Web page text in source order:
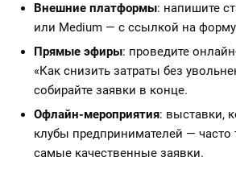
Внешние платформы: напишите
или Medium — с ссылкой на
Прямые эфиры: проведите
«Как снизить затраты без
собирайте заявки в конце.
Офлайн-мероприятия: выставки,
клубы предпринимателей — часто
самые качественные заявки.